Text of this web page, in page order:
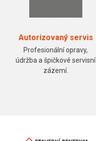
Autorizovaný servis
Profesionální opravy,
údržba a špičkové servisní
zázemí.